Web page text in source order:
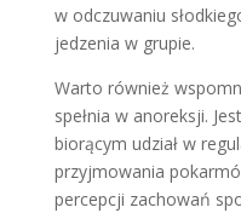
w odczuwaniu
jedzenia w grupie.
Warto również
spełnia w anoreksji.
biorącym udział w
przyjmowania
percepcji zachowań